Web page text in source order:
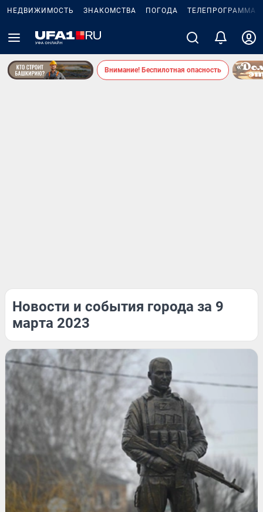
НЕДВИЖИМОСТЬ ЗНАКОМСТВА ПОГОДА ТЕЛЕПРОГРАММА
Внимание! Беспилотная опасность
Новости и события города за 9
марта 2023